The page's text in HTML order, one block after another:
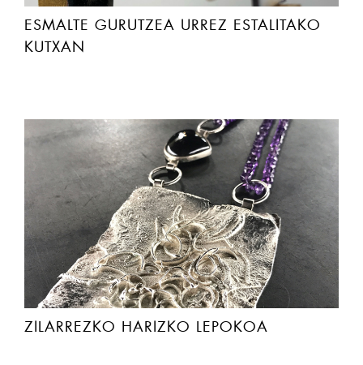
ESMALTE GURUTZEA URREZ ESTALITAKO
KUTXAN
ZILARREZKO HARIZKO LEPOKOA